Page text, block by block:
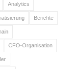
Analytics
Berichte
CFO-Organisation